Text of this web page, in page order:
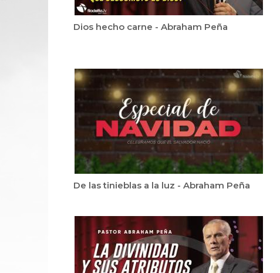
Dios hecho carne - Abraham Peña
De las tinieblas a la luz - Abraham Peña